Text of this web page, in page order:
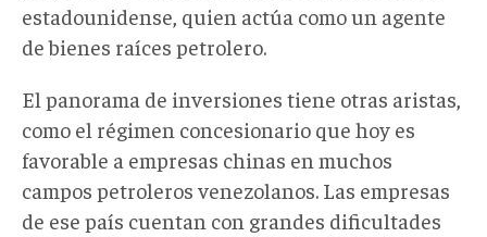
estadounidense, quien actúa como un agente
de bienes raíces petrolero.
El panorama de inversiones tiene otras aristas,
como el régimen concesionario que hoy es
favorable a empresas chinas en muchos
campos petroleros venezolanos. Las empresas
de ese país cuentan con grandes dificultades